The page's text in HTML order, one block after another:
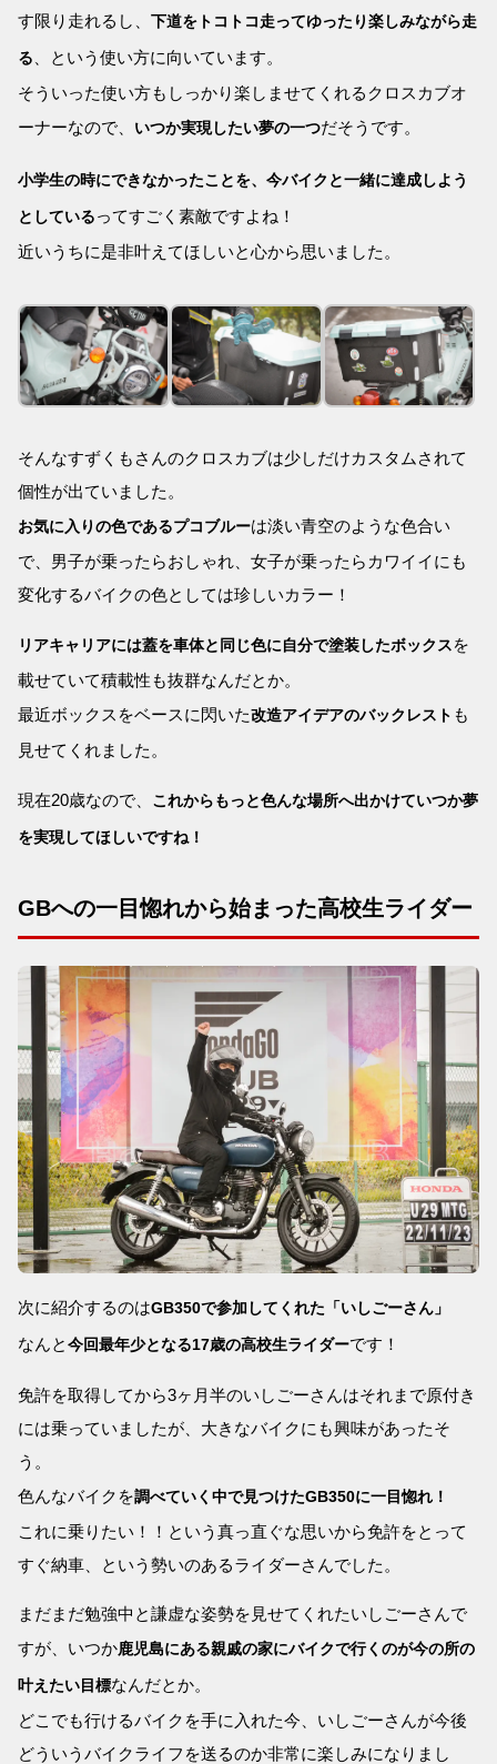
す限り走れるし、 下道をトコトコ走ってゆったり楽しみながら走
る 、という使い方に向いています。
そういった使い方もしっかり楽しませてくれるクロスカブオ
ーナーなので、 いつか実現したい夢の一つだそうです。
小学生の時にできなかったことを、今バイクと一緒に達成しよう
としているってすごく素敵ですよね！
近いうちに是非叶えてほしいと心から思いました。
そんなすずくもさんのクロスカブは少しだけカスタムされて
個性が出ていました。
お気に入りの色であるプコブルーは淡い青空のような色合い
で、男子が乗ったらおしゃれ、女子が乗ったらカワイイにも
変化するバイクの色としては珍しいカラー！
リアキャリアには蓋を車体と同じ色に自分で塗装したボックスを
載せていて積載性も抜群なんだとか。
最近ボックスをベースに閃いた改造アイデアのバックレスト も
見せてくれました。
現在20歳なので、 これからもっと色んな場所へ出かけていつか夢
を実現してほしいですね！
GBへの一目惚れから始まった高校生ライダー
次に紹介するのはGB350で参加してくれた「いしごーさん」
なんと今回最年少となる17歳の高校生ライダーです！
免許を取得してから3ヶ月半のいしごーさんはそれまで原付き
には乗っていましたが、大きなバイクにも興味があったそ
う。
色んなバイクを調べていく中で見つけたGB350に一目惚れ！
これに乗りたい！！という真っ直ぐな思いから免許をとって
すぐ納車、という勢いのあるライダーさんでした。
まだまだ勉強中と謙虚な姿勢を見せてくれたいしごーさんで
すが、いつか鹿児島にある親戚の家にバイクで行くのが今の所の
叶えたい目標なんだとか。
どこでも行けるバイクを手に入れた今、いしごーさんが今後
どういうバイクライフを送るのか非常に楽しみになりまし